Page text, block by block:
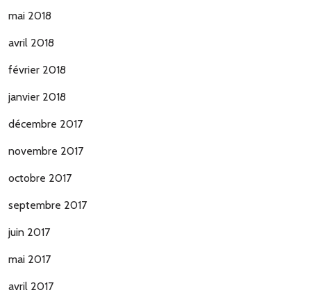
mai 2018
avril 2018
février 2018
janvier 2018
décembre 2017
novembre 2017
octobre 2017
septembre 2017
juin 2017
mai 2017
avril 2017